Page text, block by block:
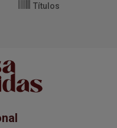
Títulos